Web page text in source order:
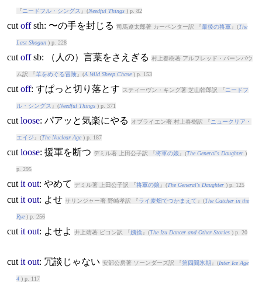
『 ニードフル・シングス 』(Needful Things) p. 82
cut offsth: 〜の手を封じる 司馬遼太郎著 カーペンター訳 『最後の将軍』(The
Last Shogun) p. 228
cut offsb: （人の）言葉をさえぎる 村上春樹著 アルフレッド・バーンバウ
ム訳 『羊をめぐる冒険』(A Wild Sheep Chase) p. 153
cut off: すぱっと切り落とす スティーヴン・キング著 芝山幹郎訳 『 ニードフ
ル・シングス 』(Needful Things) p. 371
cut loose: パアッと気楽にやる オブライエン著 村上春樹訳 『 ニュークリア・
エイジ 』(The Nuclear Age) p. 187
cut loose: 援軍を断つ デミル著 上田公子訳 『将軍の娘 』(The General's Daughter)
p. 295
cut it out: やめて デミル著 上田公子訳 『将軍の娘 』(The General's Daughter) p. 125
cut it out: よせ サリンジャー著 野崎孝訳 『 ライ麦畑でつかまえて 』(The Catcher in the
Rye) p. 256
cut it out: よせよ 井上靖著 ピコン訳 『姨捨』(The Izu Dancer and Other Stories) p. 20
cut it out: 冗談じゃない 安部公房著 ソーンダーズ訳 『第四間氷期 』(Inter Ice Age
4) p. 117